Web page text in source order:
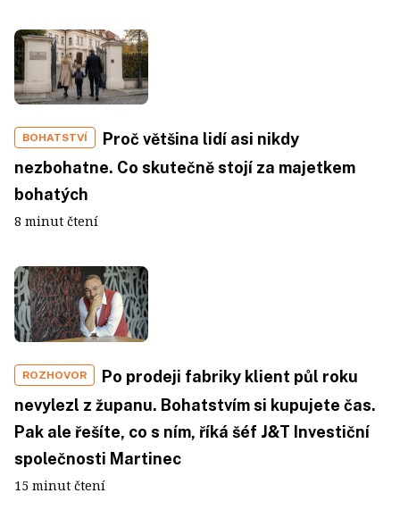
BOHATSTVÍ
Proč většina lidí asi nikdy
nezbohatne. Co skutečně stojí za majetkem
bohatých
8 minut čtení
ROZHOVOR
Po prodeji fabriky klient půl roku
nevylezl z županu. Bohatstvím si kupujete čas.
Pak ale řešíte, co s ním, říká šéf J&T Investiční
společnosti Martinec
15 minut čtení